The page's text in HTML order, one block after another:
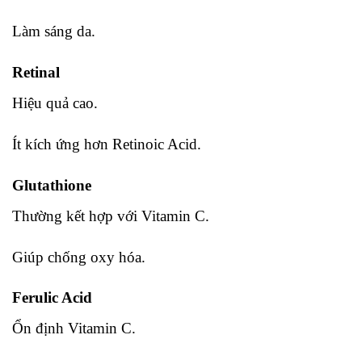
Làm sáng da.
Retinal
Hiệu quả cao.
Ít kích ứng hơn Retinoic Acid.
Glutathione
Thường kết hợp với Vitamin C.
Giúp chống oxy hóa.
Ferulic Acid
Ổn định Vitamin C.